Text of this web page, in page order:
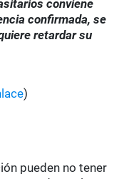
conviene
confirmada, se
retardar su
)
pueden no tener